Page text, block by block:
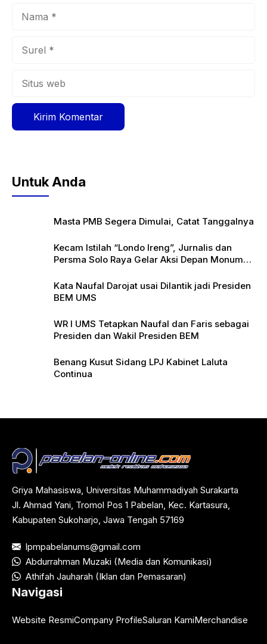
Untuk Anda
Masta PMB Segera Dimulai, Catat Tanggalnya
Kecam Istilah “Londo Ireng”, Jurnalis dan
Persma Solo Raya Gelar Aksi Depan Monumen
Kata Naufal Darojat usai Dilantik jadi Presiden
BEM UMS
WR I UMS Tetapkan Naufal dan Faris sebagai
Presiden dan Wakil Presiden BEM
Benang Kusut Sidang LPJ Kabinet Laluta
Continua
Griya Mahasiswa, Universitas Muhammadiyah Surakarta
Jl. Ahmad Yani, Tromol Pos 1 Pabelan, Kec. Kartasura,
Kabupaten Sukoharjo, Jawa Tengah 57169
lpmpabelanums@gmail.com
Abdurrahman Muzaki (Media dan Komunikasi)
Athifah Jauharah (Iklan dan Pemasaran)
Navigasi
Website ResmiCompany ProfileSaluran KamiMerchandise